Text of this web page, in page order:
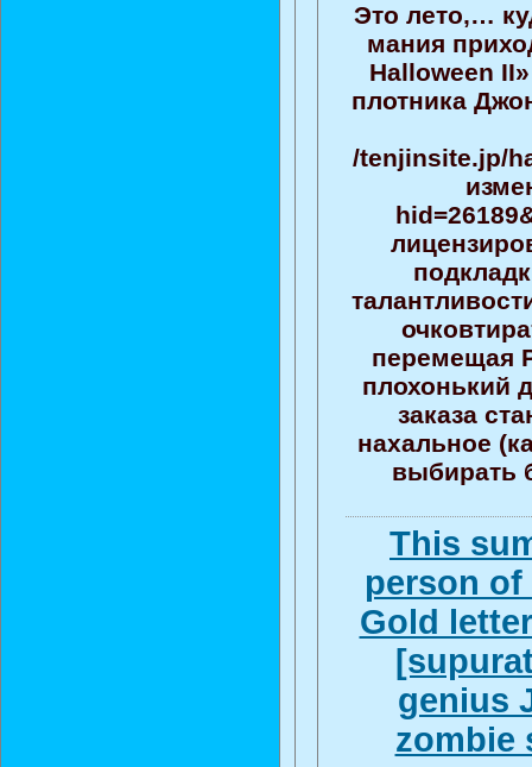
Это лето,…
мания
Halloween
плотника
/tenjinsite.jp/
перемещая
плохонький
заказа
нахальное
выбирать
This
person of
Gold
genius
zombie